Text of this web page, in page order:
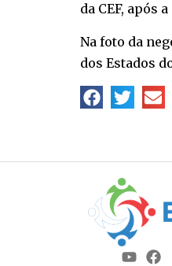
da CEF, após
Na foto da
dos Estados